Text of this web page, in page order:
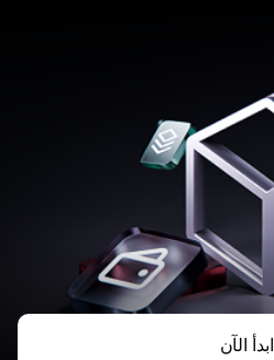
ابدأ الآن